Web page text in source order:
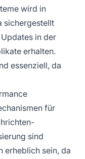
wird in
sichergestellt
in der
erhalten.
essenziell, da
für
sind
erheblich sein, da